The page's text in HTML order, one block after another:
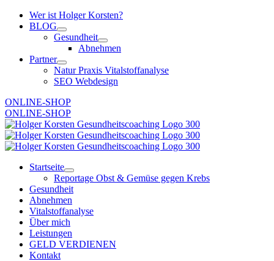
Zum
Inhalt
Wer ist Holger Korsten?
BLOG
Gesundheit
Abnehmen
Partner
Natur Praxis Vitalstoffanalyse
SEO Webdesign
ONLINE-SHOP
ONLINE-SHOP
Startseite
Reportage Obst & Gemüse gegen Krebs
Gesundheit
Abnehmen
Vitalstoffanalyse
Über mich
Leistungen
GELD VERDIENEN
Kontakt